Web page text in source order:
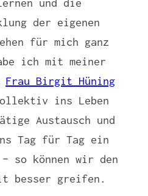
und die
der eigenen
für mich ganz
ich mit meiner
Frau Birgit Hüning
ins Leben
Austausch und
Tag für Tag ein
so können wir den
besser greifen.